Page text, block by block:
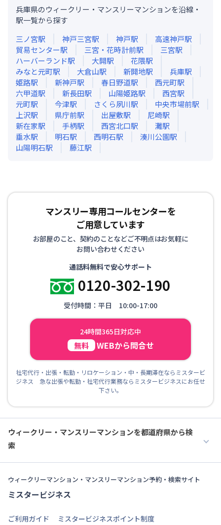
兵庫県のウィークリー・マンスリーマンションを沿線・
駅一覧から探す
三ノ宮駅 神戸三宮駅 神戸駅 高速神戸駅
貿易センター駅 三宮・花時計前駅 三宮駅
ハーバーランド駅 大開駅 花隈駅
みなと元町駅 大倉山駅 新開地駅 兵庫駅
姫路駅 新神戸駅 春日野道駅 西元町駅
六甲道駅 新長田駅 山陽姫路駅 西宮駅
元町駅 今津駅 さくら夙川駅 中央市場前駅
上沢駅 県庁前駅 出屋敷駅 尼崎駅
新在家駅 手柄駅 西宮北口駅 灘駅
垂水駅 明石駅 西明石駅 湊川公園駅
山陽明石駅 藤江駅
マンスリー専用コールセンターを
ご用意しています
お部屋のこと、契約のことなどご不明点はお気軽に
お問い合わせください
通話料無料で安心サポート
0120-302-190
受付時間：平日 10:00-17:00
24時間365日対応中
無料 WEBから問合せ
社宅代行・出張・転勤・リロケーション・中・長期滞在ならミスタービ
ジネス 急な出張や転勤・社宅代行業務ならミスタービジネスにお任せ
下さい。
ウィークリー・マンスリーマンションを都道府県から検
索
ウィークリーマンション・マンスリーマンション予約・検索サイト
ミスタービジネス
ご利用ガイド ミスタービジネスポイント制度